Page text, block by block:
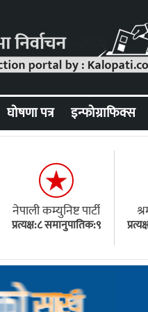
घोषणा पत्र इन्फोग्राफिक्स
नेपाली कम्युनिष्ट पार्टी
प्रत्यक्ष:८ समानुपातिक:९